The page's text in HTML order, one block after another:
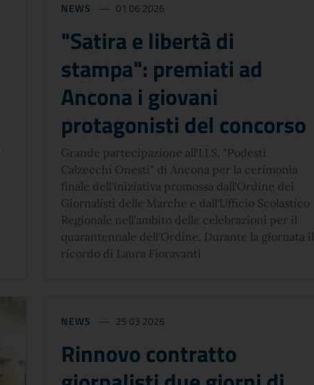
NEWS 01 06 2026
"Satira e libertà di
stampa": premiati ad
Ancona i giovani
protagonisti del concorso
Grande partecipazione all'I.I.S. "Podesti
Calzecchi Onesti" di Ancona per la cerimonia
finale dell'iniziativa promossa dall'Ordine dei
Giornalisti delle Marche e dall'Ufficio Scolastico
Regionale nell'ambito delle celebrazioni per il
quarantennale dell'Ordine. Durante la giornata il
ricordo di Laura Fioravanti
NEWS 25 03 2026
Rinnovo contratto